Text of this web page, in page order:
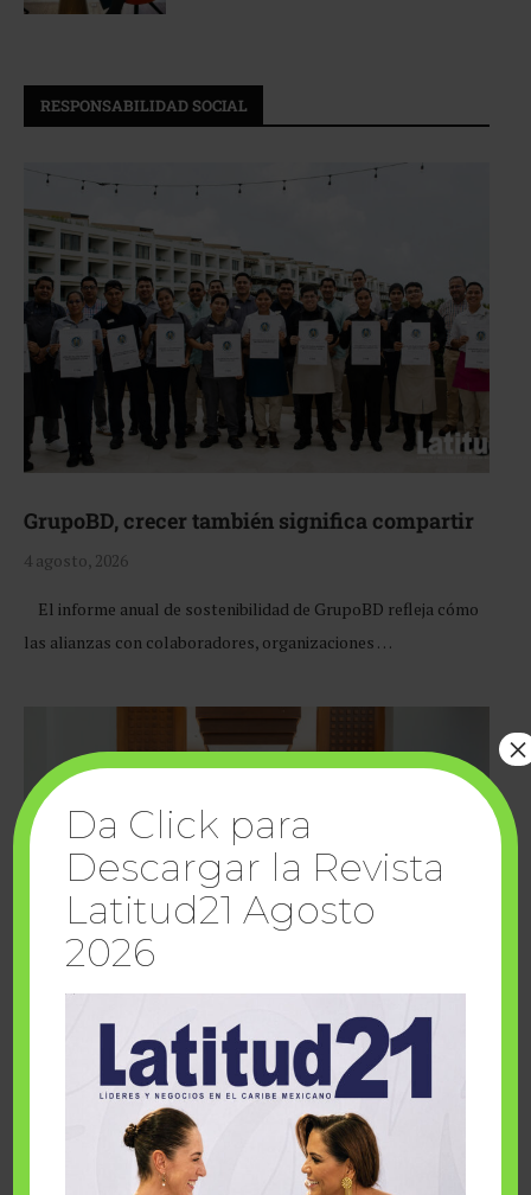
RESPONSABILIDAD SOCIAL
GrupoBD, crecer también significa compartir
4 agosto, 2026
El informe anual de sostenibilidad de GrupoBD refleja cómo
las alianzas con colaboradores, organizaciones …
Cuando la solidaridad inspira; cumplen
sueños Fairmont Mayakoba y Make-A-Wish
Da Click para
Descargar la Revista
Latitud21 Agosto
2026
×